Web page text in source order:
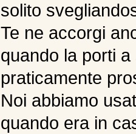
solito
Te ne accorgi
quando la porti
praticamente
Noi abbiamo
quando era in